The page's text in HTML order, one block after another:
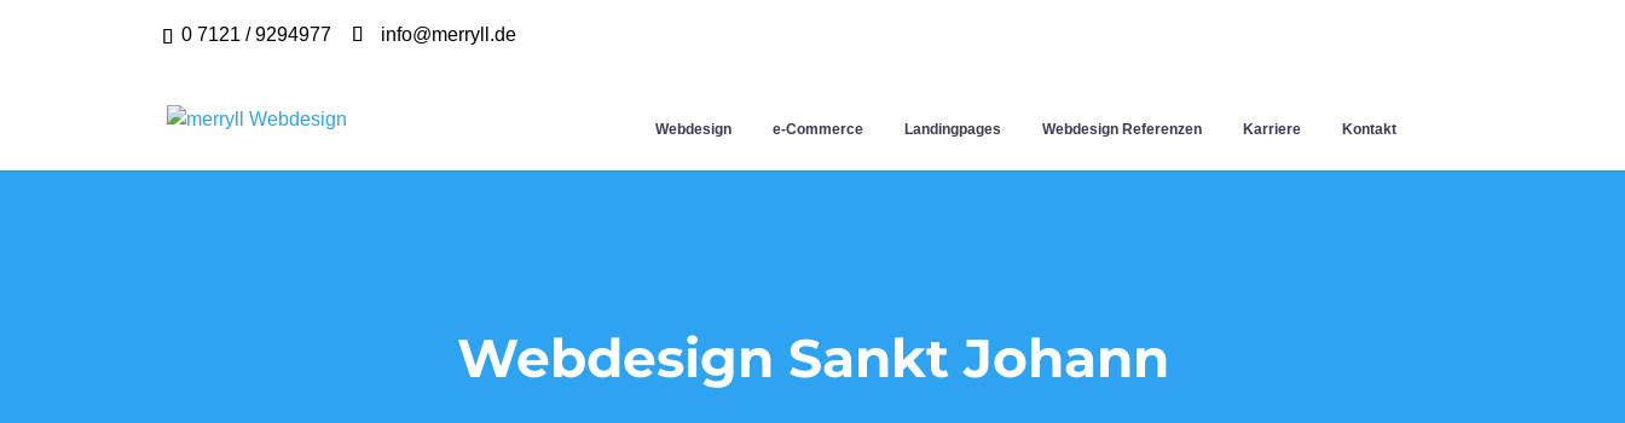
0 7121 / 9294977 info@merryll.de
Webdesign e-Commerce Landingpages Webdesign Referenzen Karriere Kontakt
Webdesign Sankt Johann